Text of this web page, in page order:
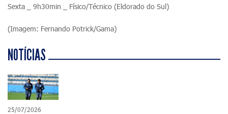
Sexta _ 9h30min _ Físico/Técnico (Eldorado do Sul)
(Imagem: Fernando Potrick/Gama)
NOTÍCIAS
25/07/2026